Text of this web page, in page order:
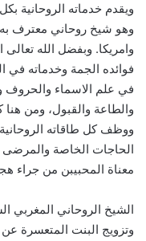
ويقدم خدماته الروحانية
وهو شيخ روحاني معترف به
وامريكا. وبفضل الله
فوائده الجمة وخدماته في
في علم الاسماء والحروف
والطاعة والقبول، ومن
ووظف كل طاقاته
الحاجات الخاصة والمرضى
معناة المحبيبن من جراء
الشيخ الروحاني